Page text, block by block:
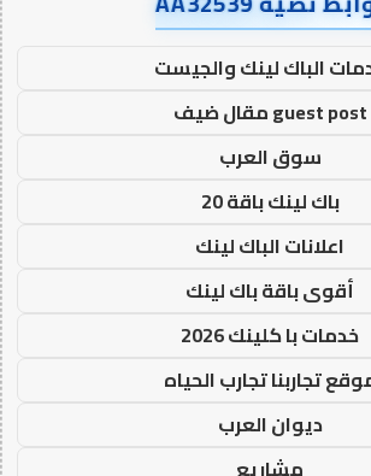
الباك لينك والجيست
guest post مقال ضيف
سوق العرب
باك لينك باقة 20
اعلانات الباك لينك
أقوى باقة باك لينك
خدمات با كلينك 2026
تجاربنا تجارب الحياه
ديوان العرب